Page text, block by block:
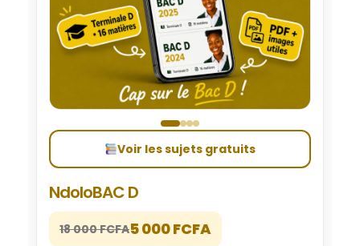
Voir les sujets gratuits
NdoloBAC D
18 000 FCFA5 000 FCFA